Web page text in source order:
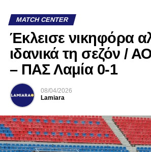
MATCH CENTER
Έκλεισε νικηφόρα
ιδανικά τη σεζόν /
– ΠΑΣ Λαμία 0-1
08/04/2026
Lamiara